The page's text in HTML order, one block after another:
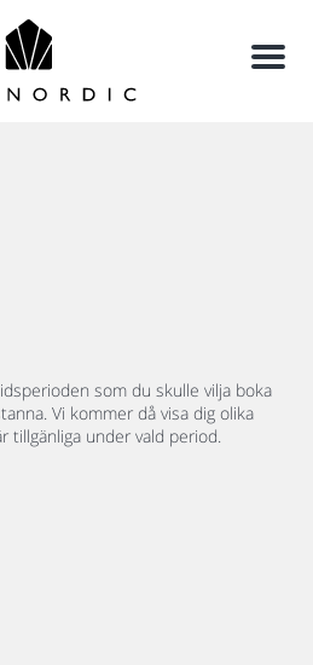
Meny
som du skulle vilja boka
Vi kommer då visa dig olika
tillgänliga under vald period.